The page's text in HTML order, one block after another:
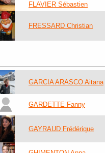
FLAVIER Sébastien
FRESSARD Christian
GARCIA ARASCO Aitana
GARDETTE Fanny
GAYRAUD Frédérique